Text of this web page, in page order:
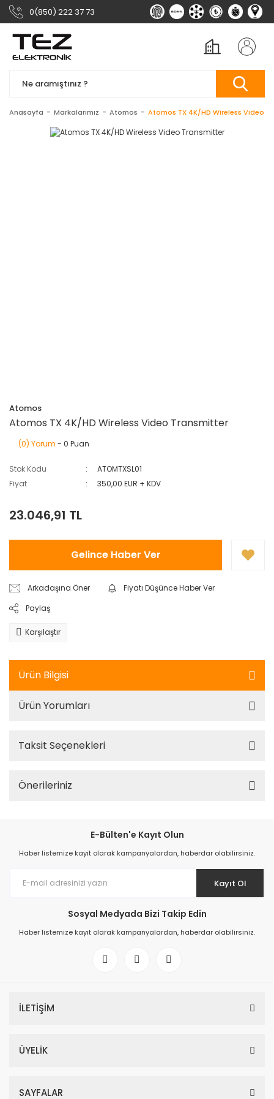
0(850) 222 37 73
Anasayfa Markalarımız Atomos Atomos TX 4K/HD Wireless Video
Atomos
Atomos TX 4K/HD Wireless Video Transmitter
(0) Yorum - 0 Puan
Stok Kodu
ATOMTXSL01
Fiyat
350,00 EUR + KDV
23.046,91 TL
Gelince Haber Ver
Arkadaşına Öner
Fiyatı Düşünce Haber Ver
Paylaş
Karşılaştır
Ürün Bilgisi
Ürün Yorumları
Taksit Seçenekleri
Önerileriniz
E-Bülten'e Kayıt Olun
Haber listemize kayıt olarak kampanyalardan, haberdar olabilirsiniz.
Kayıt Ol
Sosyal Medyada Bizi Takip Edin
Haber listemize kayıt olarak kampanyalardan, haberdar olabilirsiniz.
İLETİŞİM
ÜYELİK
SAYFALAR